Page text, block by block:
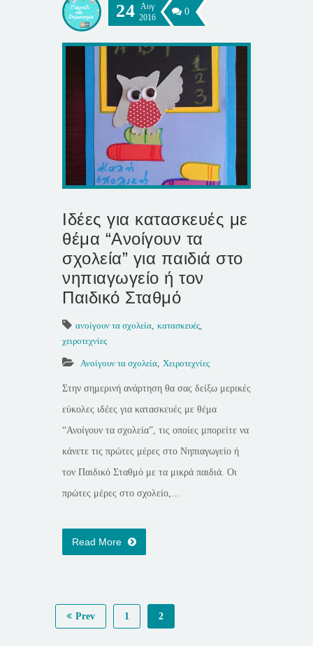
24 Αυγ
2016
0
Ιδέες για κατασκευές με
θέμα “Ανοίγουν τα
σχολεία” για παιδιά στο
νηπιαγωγείο ή τον
Παιδικό Σταθμό
ανοίγουν τα σχολεία, κατασκευές,
χειροτεχνίες
Ανοίγουν τα σχολεία, Χειροτεχνίες
Στην σημερινή ανάρτηση θα σας δείξω μερικές
εύκολες ιδέες για κατασκευές με θέμα
“Ανοίγουν τα σχολεία”, τις οποίες μπορείτε να
κάνετε τις πρώτες μέρες στο Νηπιαγωγείο ή
τον Παιδικό Σταθμό με τα μικρά παιδιά. Οι
πρώτες μέρες στο σχολείο,...
Read More
Prev 1 2